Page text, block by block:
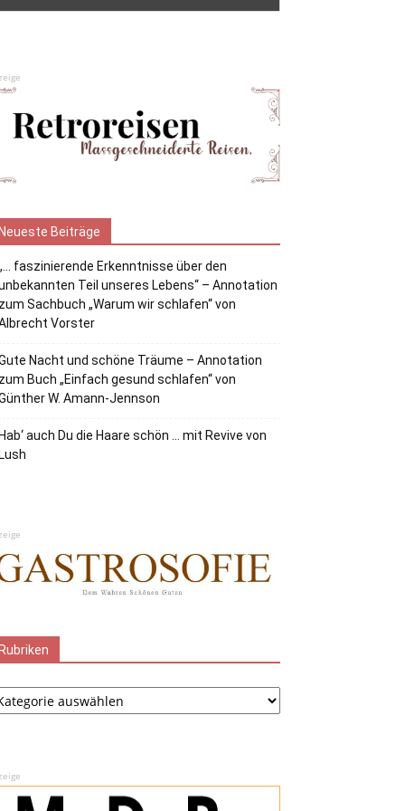
Neueste Beiträge
faszinierende Erkenntnisse über den
Teil unseres Lebens“ – Annotation
zum Sachbuch „Warum wir schlafen“ von
Vorster
Nacht und schöne Träume – Annotation
zum Buch „Einfach gesund schlafen“ von
W. Amann-Jennson
Hab‘ auch Du die Haare schön … mit Revive von
Lush
Rubriken